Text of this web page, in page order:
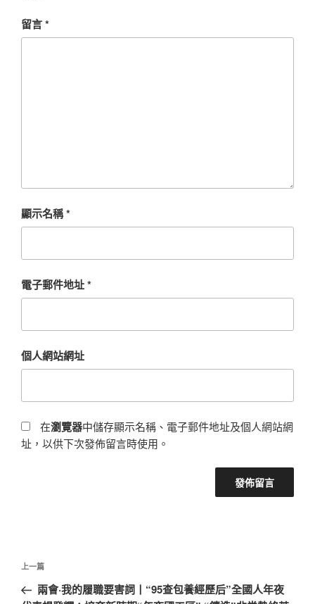
留言*
顯示名稱*
電子郵件地址*
個人網站網址
在瀏覽器中儲存顯示名稱、電子郵件地址及個人網站網
址，以供下次發佈留言時使用。
文
導
上
一
上一篇
兩會·我的履職要害詞丨“95查包養經歷后”全國人年夜